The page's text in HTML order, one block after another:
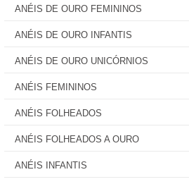
ANÉIS DE OURO FEMININOS
ANÉIS DE OURO INFANTIS
ANÉIS DE OURO UNICÓRNIOS
ANÉIS FEMININOS
ANÉIS FOLHEADOS
ANÉIS FOLHEADOS A OURO
ANÉIS INFANTIS